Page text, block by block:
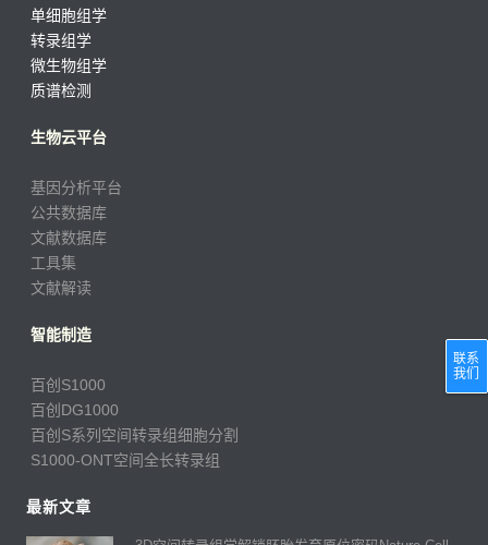
单细胞组学
转录组学
微生物组学
质谱检测
生物云平台
基因分析平台
公共数据库
文献数据库
工具集
文献解读
智能制造
百创S1000
百创DG1000
百创S系列空间转录组细胞分割
S1000-ONT空间全长转录组
最新文章
联系
我们